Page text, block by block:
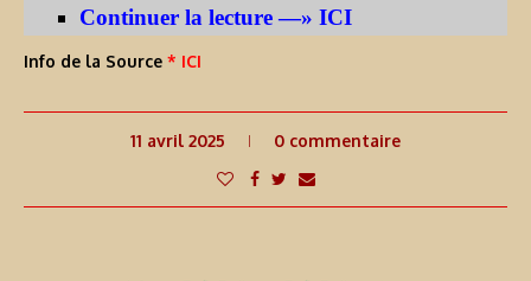
Continuer la lecture —» ICI
Info de la Source * ICI
11 avril 2025 0 commentaire